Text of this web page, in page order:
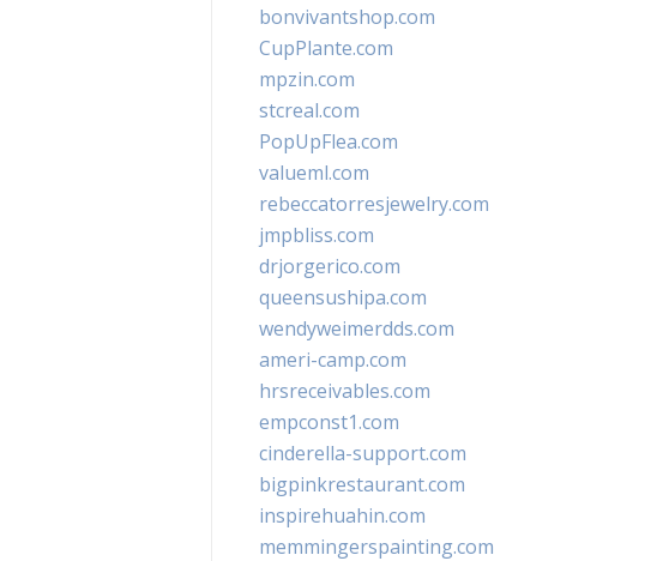
bonvivantshop.com
CupPlante.com
mpzin.com
stcreal.com
PopUpFlea.com
valueml.com
rebeccatorresjewelry.com
jmpbliss.com
drjorgerico.com
queensushipa.com
wendyweimerdds.com
ameri-camp.com
hrsreceivables.com
empconst1.com
cinderella-support.com
bigpinkrestaurant.com
inspirehuahin.com
memmingerspainting.com